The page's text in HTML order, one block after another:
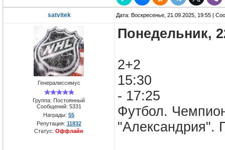
satvitek Дата: Воскресенье, 21.09.2025, 19:55 |
Генералиссимус
Группа: Постоянный
Сообщений: 5331
Награды: 55
Репутация: 11832
Статус: Оффлайн
Понедельник,
2+2
15:30
- 17:25
Футбол.
"Александрия".